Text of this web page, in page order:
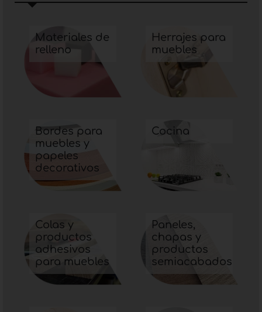
a través de los datos de contacto que
individual.
Materiales de
relleno
Herrajes para
muebles
Bordes para
muebles y
papeles
decorativos
Cocina
Colas y
productos
adhesivos
para muebles
Paneles,
chapas y
productos
semiacabados